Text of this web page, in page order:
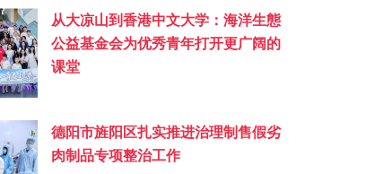
从大凉山到香港中文大学：海洋生態
公益基金会为优秀青年打开更广阔的
课堂
德阳市旌阳区扎实推进治理制售假劣
肉制品专项整治工作